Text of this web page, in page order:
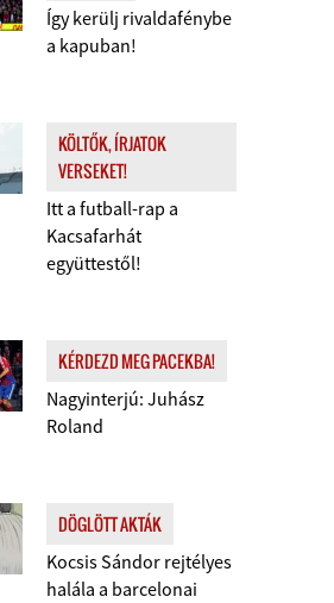
Így kerülj rivaldafénybe
a kapuban!
KÖLTŐK, ÍRJATOK
VERSEKET!
Itt a futball-rap a
Kacsafarhát
együttestől!
KÉRDEZD MEG PACEKBA!
Nagyinterjú: Juhász
Roland
DÖGLÖTT AKTÁK
Kocsis Sándor rejtélyes
halála a barcelonai